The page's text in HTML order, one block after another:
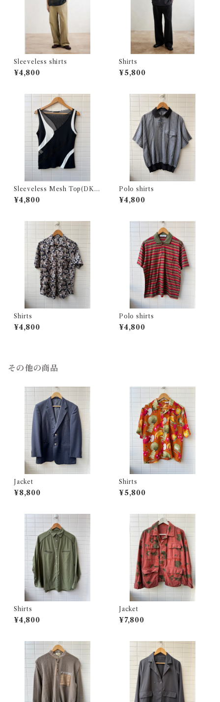
Sleeveless shirts
¥4,800
Shirts
¥5,800
Sleeveless Mesh Top(DKN
Y)
¥4,800
Polo shirts
¥4,800
Shirts
¥4,800
Polo shirts
¥4,800
その他の商品
Jacket
¥8,800
Shirts
¥5,800
Shirts
¥4,800
Jacket
¥7,800